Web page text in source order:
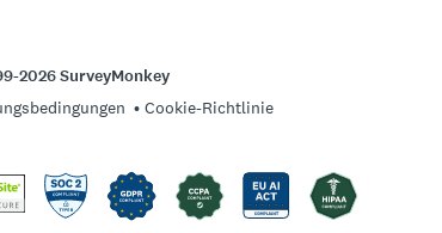
2026 SurveyMonkey
Cookie-Richtlinie